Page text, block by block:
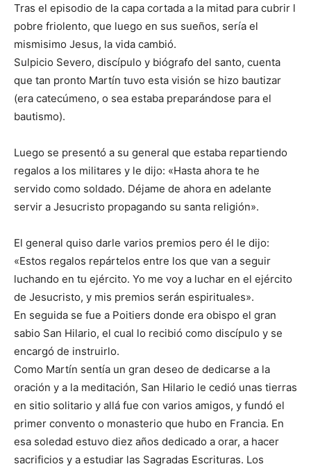
Tras el episodio de la capa cortada a la mitad para cubrir l
pobre friolento, que luego en sus sueños, sería el
mismisimo Jesus, la vida cambió.
Sulpicio Severo, discípulo y biógrafo del santo, cuenta
que tan pronto Martín tuvo esta visión se hizo bautizar
(era catecúmeno, o sea estaba preparándose para el
bautismo).
Luego se presentó a su general que estaba repartiendo
regalos a los militares y le dijo: «Hasta ahora te he
servido como soldado. Déjame de ahora en adelante
servir a Jesucristo propagando su santa religión».
El general quiso darle varios premios pero él le dijo:
«Estos regalos repártelos entre los que van a seguir
luchando en tu ejército. Yo me voy a luchar en el ejército
de Jesucristo, y mis premios serán espirituales».
En seguida se fue a Poitiers donde era obispo el gran
sabio San Hilario, el cual lo recibió como discípulo y se
encargó de instruirlo.
Como Martín sentía un gran deseo de dedicarse a la
oración y a la meditación, San Hilario le cedió unas tierras
en sitio solitario y allá fue con varios amigos, y fundó el
primer convento o monasterio que hubo en Francia. En
esa soledad estuvo diez años dedicado a orar, a hacer
sacrificios y a estudiar las Sagradas Escrituras. Los